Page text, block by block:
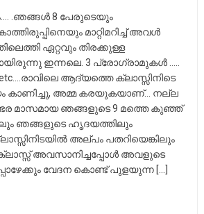
.ഞങ്ങൾ 8 പേരുടെയും
മാറ്റിമറിച്ച് അവൾ
ഏറ്റവും തിരക്കുള്ള
ഇന്നലെ. 3 പ്രോഗ്രാമുകൾ …..
ആദ്യത്തെ ക്ലാസ്സിനിടെ
കാണിച്ചു, അമ്മ കരയുകയാണ്… നല്ല
മാസമായ ഞങ്ങളുടെ 9 മത്തെ കുഞ്ഞ്
ഞങ്ങളുടെ ഹൃദയത്തിലും
അല്പം പതറിയെങ്കിലും
അവസാനിച്ചപ്പോൾ അവളുടെ
വേദന കൊണ്ട് പുളയുന്ന […]